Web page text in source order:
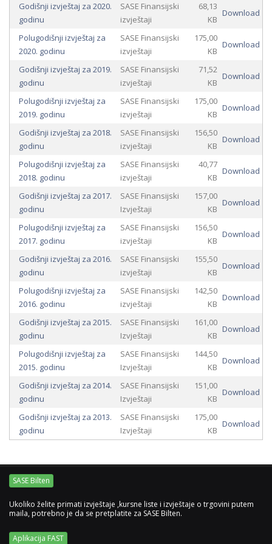
Godišnji izvještaj za 2020.
godinu
SASE Finansijski
izvještaji
68,13
KB
Download
Polugodišnji izvještaj za
2020. godinu
SASE Finansijski
izvještaji
175,00
KB
Download
Godišnji izvještaj za 2019.
godinu
SASE Finansijski
izvještaji
71,52
KB
Download
Polugodišnji izvještaj za
2019. godinu
SASE Finansijski
izvještaji
175,00
KB
Download
Godišnji izvještaj za 2018.
godinu
SASE Finansijski
izvještaji
156,50
KB
Download
Polugodišnji izvještaj za
2018. godinu
SASE Finansijski
izvještaji
40,77
KB
Download
Godišnji izvještaj za 2017.
godinu
SASE Finansijski
Izvještaji
157,00
KB
Download
Polugodišnji izvještaj za
2017. godinu
SASE Finansijski
izvještaji
156,50
KB
Download
Godišnji izvještaj za 2016.
godinu
SASE Finansijski
izvještaji
155,50
KB
Download
Polugodišnji izvještaj za
2016. godinu
SASE Finansijski
izvještaji
142,50
KB
Download
Godišnji izvještaj za 2015.
godinu
SASE Finansijski
Izvještaji
161,00
KB
Download
Polugodišnji izvještaj za
2015. godinu
SASE Finansijski
Izvještaji
144,50
KB
Download
Godišnji izvještaj za 2014.
godinu
SASE Finansijski
Izvještaji
151,00
KB
Download
Godišnji izvještaj za 2013.
godinu
SASE Finansijski
Izvještaji
175,00
KB
Download
SASE Bilten
Ukoliko želite primati izvještaje ,kursne liste i izvještaje o trgovini putem
maila, potrebno je da se pretplatite za SASE Bilten.
Aplikacija FAST